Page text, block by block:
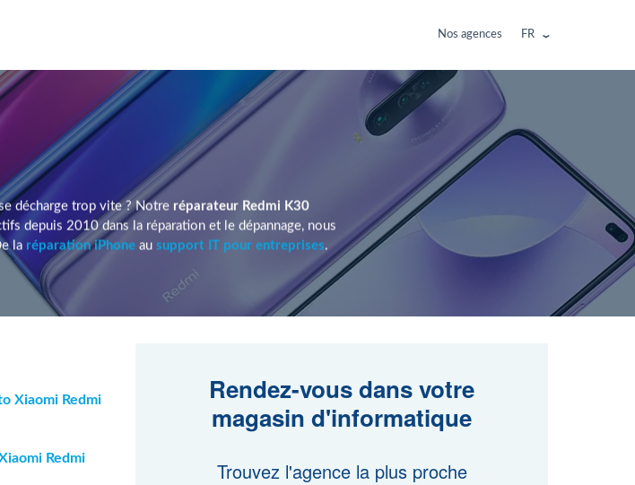
Nos agences FR
décharge trop vite ? Notre réparateur Redmi K30
depuis 2010 dans la réparation et le dépannage, nous
la réparation iPhone au support IT pour entreprises.
Xiaomi Redmi
Redmi
Rendez-vous dans votre
magasin d'informatique
Trouvez l'agence la plus proche